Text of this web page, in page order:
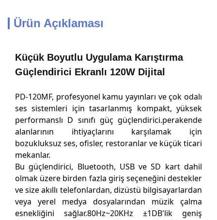
Ürün Açıklaması
Küçük Boyutlu Uygulama Karıştırma
Güçlendirici Ekranlı 120W Dijital
PD-120MF, profesyonel kamu yayınları ve çok odalı
ses sistemleri için tasarlanmış kompakt, yüksek
performanslı D sınıfı güç güçlendirici.perakende
alanlarının ihtiyaçlarını karşılamak için
bozukluksuz ses, ofisler, restoranlar ve küçük ticari
mekanlar.
Bu güçlendirici, Bluetooth, USB ve SD kart dahil
olmak üzere birden fazla giriş seçeneğini destekler
ve size akıllı telefonlardan, dizüstü bilgisayarlardan
veya yerel medya dosyalarından müzik çalma
esnekliğini sağlar.80Hz~20KHz ±1DB'lik geniş